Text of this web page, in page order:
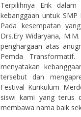
Terpilihnya Erik
kebanggaan untuk
Pada kesempatan
Drs.Ery Widaryana,
penghargaan atas
Pemda
menyatakan
tersebut dan
Festival Kurikulum
siswi kami yang terus
membawa nama baik